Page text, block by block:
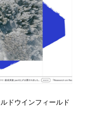
ドウインフィールド